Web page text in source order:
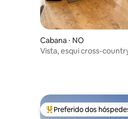
Cabana ⋅ NO
Vista, esqui cross-
Entre os melhores
Preferido dos